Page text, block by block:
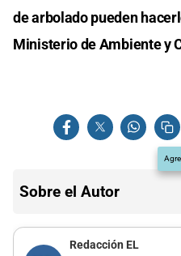
de arbolado pueden
Ministerio de Ambiente y
Sobre el Autor
Redacción EL